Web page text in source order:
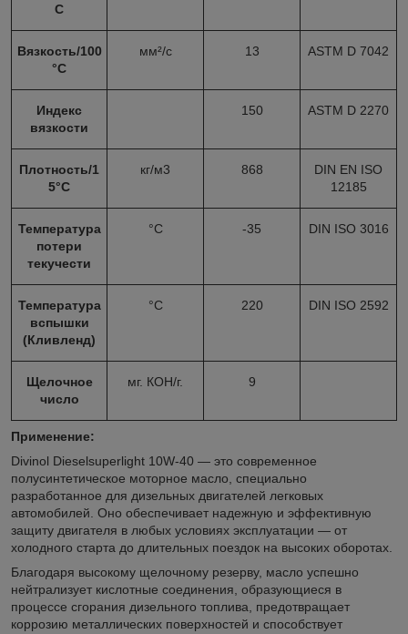
С
Вязкость/100
°С
мм²/с 13 ASTM D 7042
Индекс
вязкости
150 ASTM D 2270
Плотность/1
5°С
кг/м3 868
DIN EN ISO
12185
Температура
потери
текучести
°С -35 DIN ISO 3016
Температура
вспышки
(Кливленд)
°С 220 DIN ISO 2592
Щелочное
число
мг. КОН/г. 9
Применение:
Divinol Dieselsuperlight 10W-40 — это современное
полусинтетическое моторное масло, специально
разработанное для дизельных двигателей легковых
автомобилей. Оно обеспечивает надежную и эффективную
защиту двигателя в любых условиях эксплуатации — от
холодного старта до длительных поездок на высоких оборотах.
Благодаря высокому щелочному резерву, масло успешно
нейтрализует кислотные соединения, образующиеся в
процессе сгорания дизельного топлива, предотвращает
коррозию металлических поверхностей и способствует